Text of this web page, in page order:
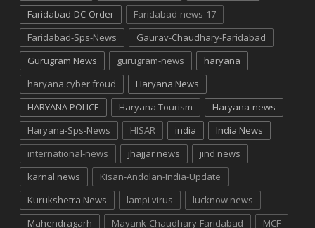
Faridabad-DC-Order
Faridabad-news-17
Faridabad-Sps-News
Gaurav-Chaudhary-Faridabad
Gurugram News
gurugram-news
haryana
haryana cyber froud
Haryana News
HARYANA POLICE
Haryana Tourism
Haryana-news
Haryana-Sps-News
HISAR india
India News
international-news
jhajjar news
jind news
karnal news
Kisan-Andolan-India-Update
Kurukshetra News
lampi virus
lucknow news
Mahendragarh
Mayank-Chaudhary-Faridabad MCF